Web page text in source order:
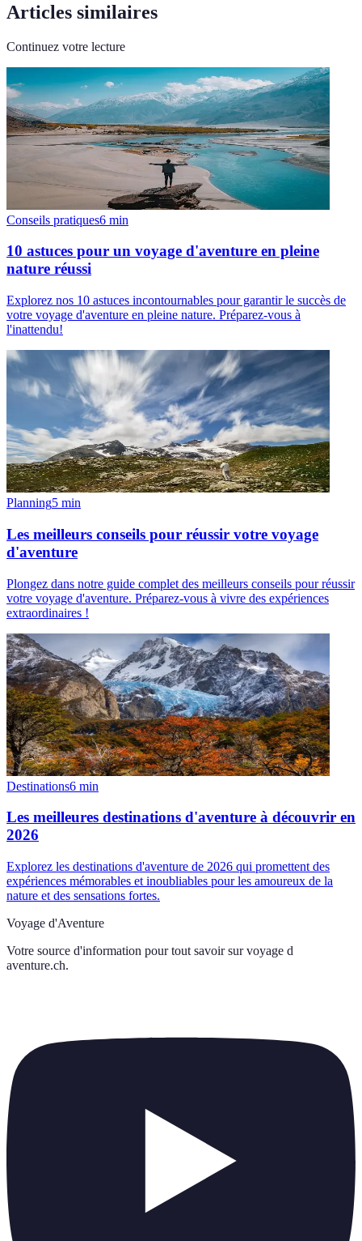
Articles similaires
Continuez votre lecture
Conseils pratiques6 min
10 astuces pour un voyage d'aventure en pleine
nature réussi
Explorez nos 10 astuces incontournables pour garantir le succès de
votre voyage d'aventure en pleine nature. Préparez-vous à
l'inattendu!
Planning5 min
Les meilleurs conseils pour réussir votre voyage
d'aventure
Plongez dans notre guide complet des meilleurs conseils pour réussir
votre voyage d'aventure. Préparez-vous à vivre des expériences
extraordinaires !
Destinations6 min
Les meilleures destinations d'aventure à découvrir en
2026
Explorez les destinations d'aventure de 2026 qui promettent des
expériences mémorables et inoubliables pour les amoureux de la
nature et des sensations fortes.
Voyage d'Aventure
Votre source d'information pour tout savoir sur voyage d
aventure.ch.